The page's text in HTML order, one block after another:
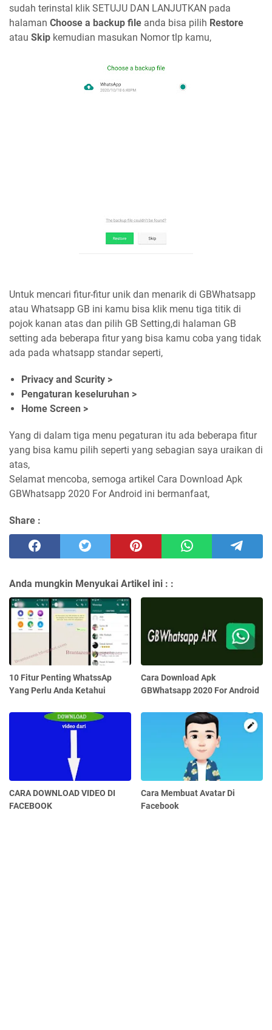
sudah terinstal klik SETUJU DAN LANJUTKAN pada
halaman Choose a backup file anda bisa pilih Restore
atau Skip kemudian masukan Nomor tlp kamu,
Untuk mencari fitur-fitur unik dan menarik di GBWhatsapp
atau Whatsapp GB ini kamu bisa klik menu tiga titik di
pojok kanan atas dan pilih GB Setting,di halaman GB
setting ada beberapa fitur yang bisa kamu coba yang tidak
ada pada whatsapp standar seperti,
Privacy and Scurity >
Pengaturan keseluruhan >
Home Screen >
Yang di dalam tiga menu pegaturan itu ada beberapa fitur
yang bisa kamu pilih seperti yang sebagian saya uraikan di
atas,
Selamat mencoba, semoga artikel Cara Download Apk
GBWhatsapp 2020 For Android ini bermanfaat,
Share :
Anda mungkin Menyukai Artikel ini : :
10 Fitur Penting WhatssAp
Yang Perlu Anda Ketahui
Cara Download Apk
GBWhatsapp 2020 For Android
CARA DOWNLOAD VIDEO DI
FACEBOOK
Cara Membuat Avatar Di
Facebook